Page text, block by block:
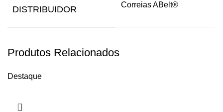
DISTRIBUIDOR Correias ABelt®
Produtos Relacionados
Destaque